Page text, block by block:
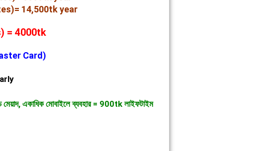
14,500tk year
= 4000tk
Card)
একাধিক মোবাইলে ব্যবহার = 900tk লাইফটাইম